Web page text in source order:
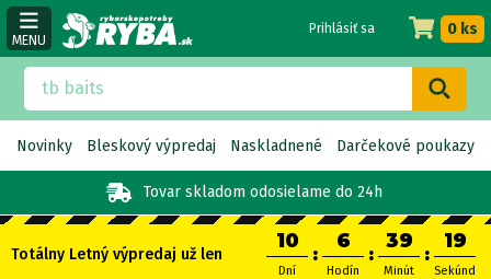
MENU
Tovar skladom odosielame do 24h
Prihlásiť sa 0 ks
Novinky Bleskový výpredaj Naskladnené Darčekové poukazy
Totálny Letný výpredaj už len
10
Dní
:
6
Hodín
:
39
Minút
:
18
Sekúnd